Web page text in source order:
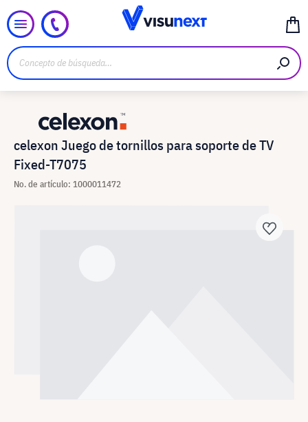
celexon Juego de tornillos para soporte de TV
Fixed-T7075
No. de artículo: 1000011472